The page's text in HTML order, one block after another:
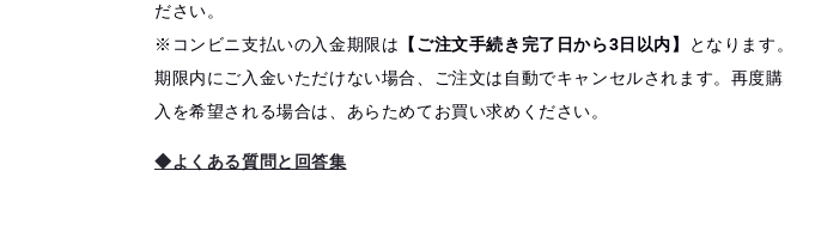
ださい。
※コンビニ支払いの入金期限は 【ご注文手続き完了日から3日以内】
となります。
期限内にご入金いただけない場合、ご注文は自動でキャンセルされます。再度購
入を希望される場合は、あらためてお買い求めください。
◆よくある質問と回答集